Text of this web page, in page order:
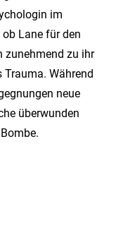
im
Lane für den
zunehmend zu ihr
Während
neue
überwunden